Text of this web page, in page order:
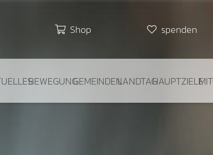
Shop spenden
BEWEGUNGGEMEINDENLANDTAGHAUPTZIELE